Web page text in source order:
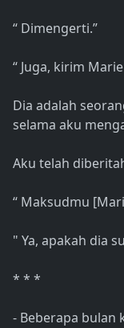
“ Dimengerti.”
“ Juga, kirim
Dia adalah
selama aku
Aku telah
“ Maksudmu
" Ya, apakah dia
* * *
- Beberapa bulan